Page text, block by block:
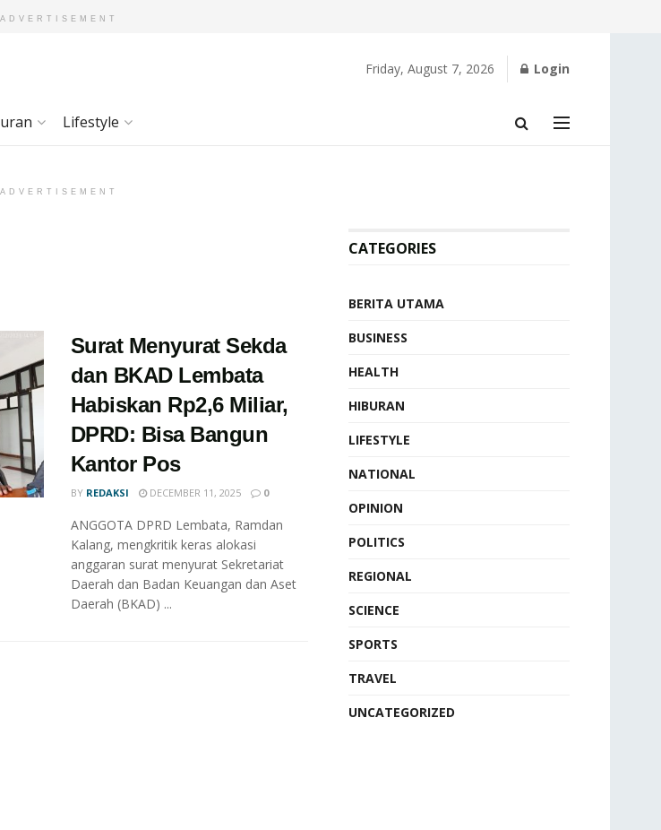
ADVERTISEMENT
Friday, August 7, 2026 Login
Lifestyle
ADVERTISEMENT
Surat Menyurat Sekda
dan BKAD Lembata
Habiskan Rp2,6 Miliar,
DPRD: Bisa Bangun
Kantor Pos
BY REDAKSI DECEMBER 11, 2025 0
ANGGOTA DPRD Lembata, Ramdan
Kalang, mengkritik keras alokasi
anggaran surat menyurat Sekretariat
Daerah dan Badan Keuangan dan Aset
Daerah (BKAD) ...
CATEGORIES
BERITA UTAMA
BUSINESS
HEALTH
HIBURAN
LIFESTYLE
NATIONAL
OPINION
POLITICS
REGIONAL
SCIENCE
SPORTS
TRAVEL
UNCATEGORIZED